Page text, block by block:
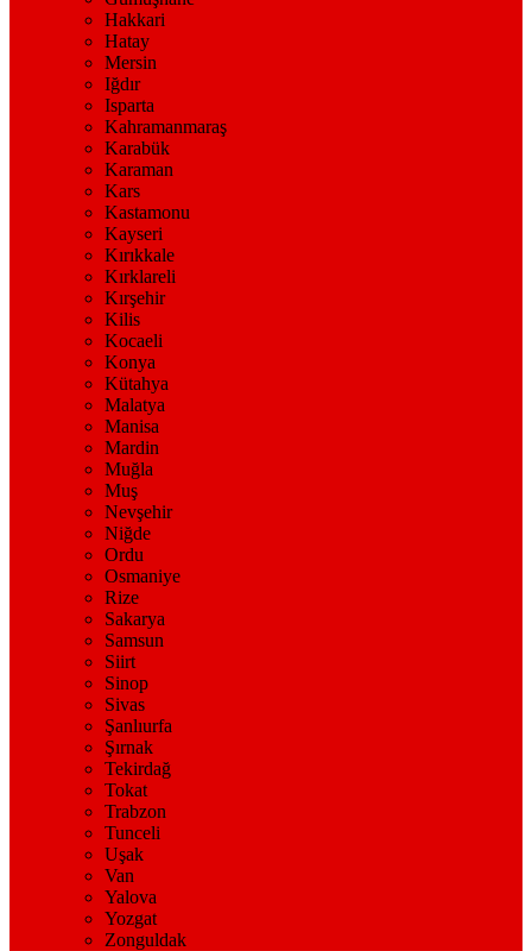
Hakkari
Hatay
Mersin
Iğdır
Isparta
Kahramanmaraş
Karabük
Karaman
Kars
Kastamonu
Kayseri
Kırıkkale
Kırklareli
Kırşehir
Kilis
Kocaeli
Konya
Kütahya
Malatya
Manisa
Mardin
Muğla
Muş
Nevşehir
Niğde
Ordu
Osmaniye
Rize
Sakarya
Samsun
Siirt
Sinop
Sivas
Şanlıurfa
Şırnak
Tekirdağ
Tokat
Trabzon
Tunceli
Uşak
Van
Yalova
Yozgat
Zonguldak